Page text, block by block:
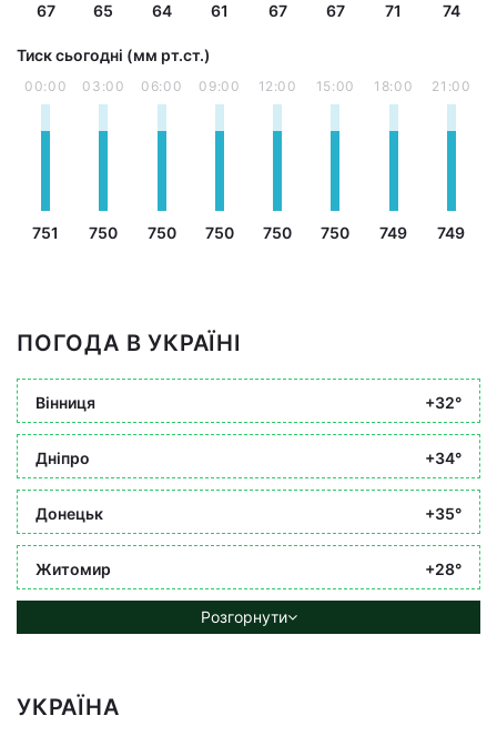
67 65 64 61 67 67 71 74
Тиск сьогодні (мм рт.ст.)
00:00
751
03:00
750
06:00
750
09:00
750
12:00
750
15:00
750
18:00
749
21:00
749
ПОГОДА В УКРАЇНІ
Вінниця +32°
Дніпро +34°
Донецьк +35°
Житомир +28°
Розгорнути
УКРАЇНА